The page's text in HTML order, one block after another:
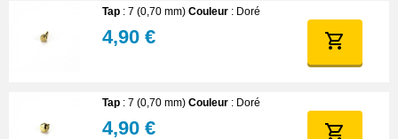
Tap : 7 (0,70 mm) Couleur : Doré
4,90 €
Tap : 7 (0,70 mm) Couleur : Doré
4,90 €